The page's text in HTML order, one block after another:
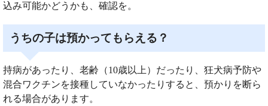
込み可能かどうかも、確認を。
うちの子は預かってもらえる？
持病があったり、老齢（10歳以上）だったり、狂犬病予防や
混合ワクチンを接種していなかったりすると、預かりを断ら
れる場合があります。